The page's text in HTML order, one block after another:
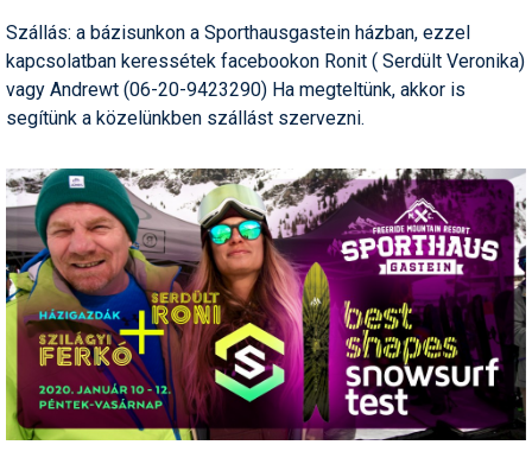
Munkavállalás
Olvasnivaló
Portálinfo
Rajzok
Síbérletárak
Síbörze
Sícipő
Sífelszerelés
Szállás: a bázisunkon a Sporthausgastein házban, ezzel
kapcsolatban keressétek facebookon Ronit ( Serdült Veronika)
vagy Andrewt (06-20-9423290) Ha megteltünk, akkor is
segítünk a közelünkben szállást szervezni.